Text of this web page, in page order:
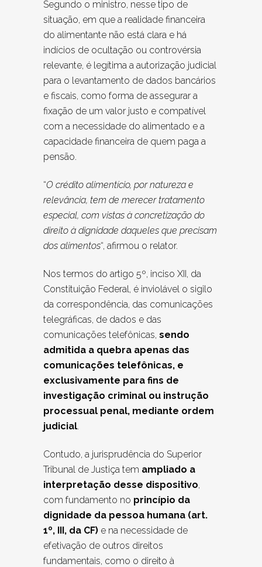
Segundo o ministro, nesse tipo de
situação, em que a realidade financeira
do alimentante não está clara e há
indícios de ocultação ou controvérsia
relevante, é legítima a autorização judicial
para o levantamento de dados bancários
e fiscais, como forma de assegurar a
fixação de um valor justo e compatível
com a necessidade do alimentado e a
capacidade financeira de quem paga a
pensão.
“O crédito alimentício, por natureza e
relevância, tem de merecer tratamento
especial, com vistas à concretização do
direito à dignidade daqueles que precisam
dos alimentos“, afirmou o relator.
Nos termos do artigo 5º, inciso XII, da
Constituição Federal, é inviolável o sigilo
da correspondência, das comunicações
telegráficas, de dados e das
comunicações telefônicas, sendo
admitida a quebra apenas das
comunicações telefônicas, e
exclusivamente para fins de
investigação criminal ou instrução
processual penal, mediante ordem
judicial.
Contudo, a jurisprudência do Superior
Tribunal de Justiça tem ampliado a
interpretação desse dispositivo,
com fundamento no princípio da
dignidade da pessoa humana (art.
1º, III, da CF) e na necessidade de
efetivação de outros direitos
fundamentais, como o direito à